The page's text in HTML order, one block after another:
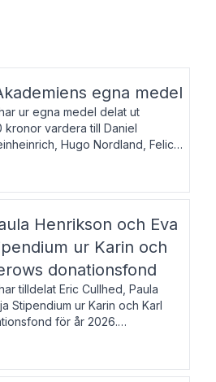
egna medel
ur egna medel delat ut
vardera till Daniel
Hugo Nordland, Felicia
Daniel Boyacioglu,
scenartist. Josef
Henrikson och Eva
ur Karin och
donationsfond
tilldelat Eric Cullhed, Paula
Stipendium ur Karin och Karl
för år 2026.
70 000 kronor vardera. Eric
professor i grekis